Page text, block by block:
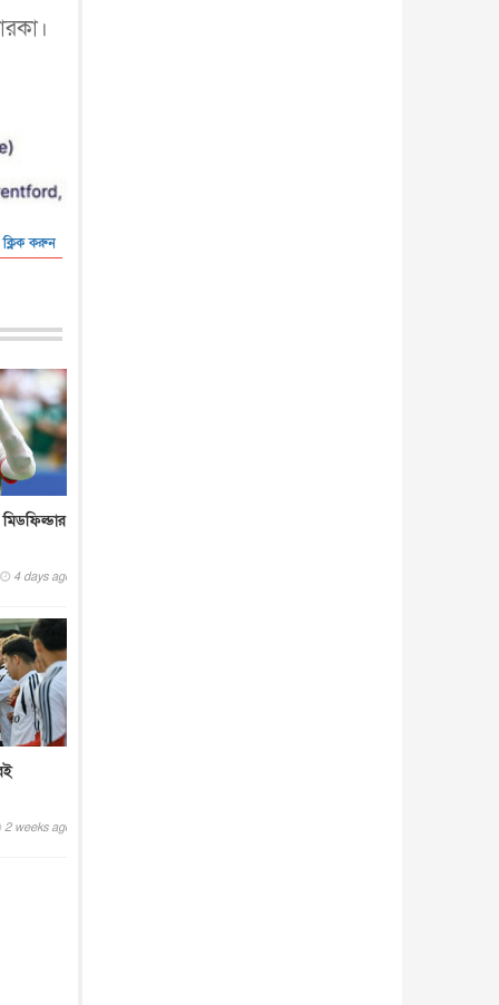
ক্লিক করুন
4 days ago
2 weeks ago